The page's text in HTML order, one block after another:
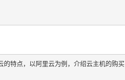
特点，以阿里云为例，介绍云主机的购买